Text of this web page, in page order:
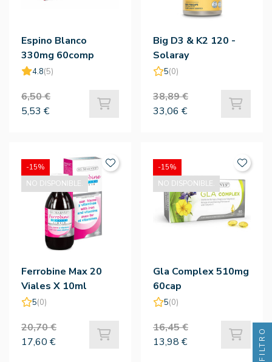
Espino Blanco
330mg 60comp
4.8(5)
6,50 €
5,53 €
Big D3 & K2 120 -
Solaray
5(0)
38,89 €
33,06 €
Ferrobine Max 20
Viales X 10ml
5(0)
20,70 €
17,60 €
-15%
NO DISPONIBLE.
Gla Complex 510mg
60cap
5(0)
16,45 €
13,98 €
-15%
NO DISPONIBLE.
FILTRO